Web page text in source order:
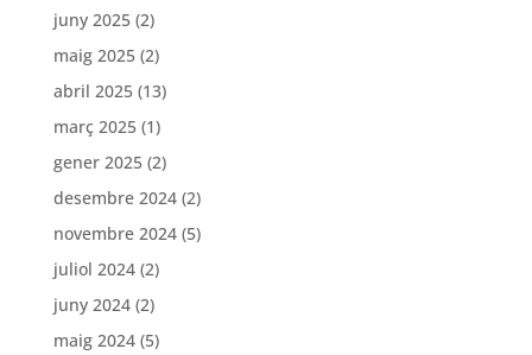
juny 2025(2)
maig 2025(2)
abril 2025(13)
març 2025(1)
gener 2025(2)
desembre 2024(2)
novembre 2024(5)
juliol 2024(2)
juny 2024(2)
maig 2024(5)